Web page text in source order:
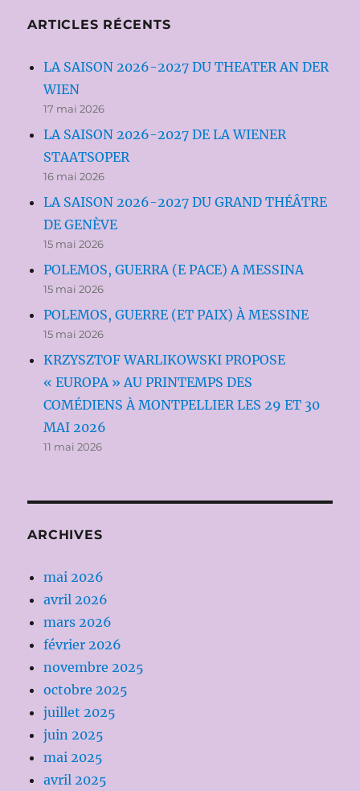
ARTICLES RÉCENTS
LA SAISON 2026-2027 DU THEATER AN DER
WIEN
17 mai 2026
LA SAISON 2026-2027 DE LA WIENER
STAATSOPER
16 mai 2026
LA SAISON 2026-2027 DU GRAND THÉÂTRE
DE GENÈVE
15 mai 2026
POLEMOS, GUERRA (E PACE) A MESSINA
15 mai 2026
POLEMOS, GUERRE (ET PAIX) À MESSINE
15 mai 2026
KRZYSZTOF WARLIKOWSKI PROPOSE
« EUROPA » AU PRINTEMPS DES
COMÉDIENS À MONTPELLIER LES 29 ET 30
MAI 2026
11 mai 2026
ARCHIVES
mai 2026
avril 2026
mars 2026
février 2026
novembre 2025
octobre 2025
juillet 2025
juin 2025
mai 2025
avril 2025